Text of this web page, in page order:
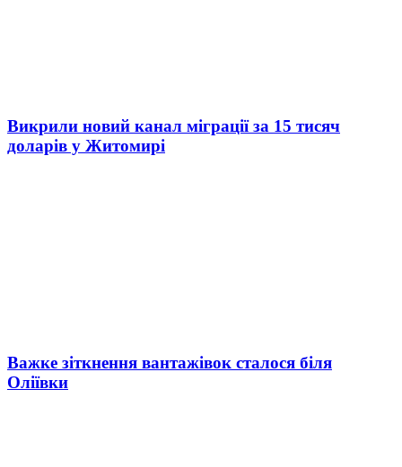
Викрили новий канал міграції за 15 тисяч
доларів у Житомирі
Важке зіткнення вантажівок сталося біля
Оліївки